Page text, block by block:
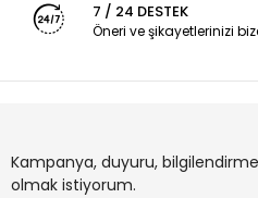
7 / 24 DESTEK
Öneri ve şikayetlerinizi
Kampanya, duyuru,
olmak istiyorum.